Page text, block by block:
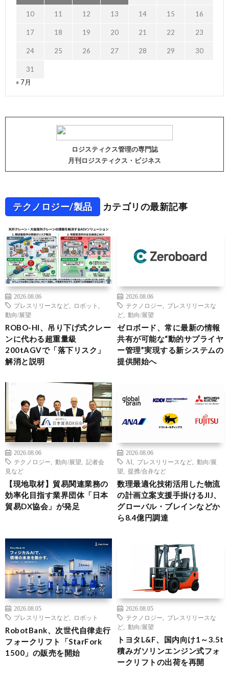
10 11 12 13 14 15 16
17 18 19 20 21 22 23
24 25 26 27 28 29 30
31
« 7月
ロジスティクス管理の専門誌
月刊ロジスティクス・ビジネス
テクノロジー/製品 カテゴリの最新記事
2026.08.06
プレスリリースなど
ロボット
動向/展望
ROBO-HI、吊り下げ式クレー
ンに代わる超重量級
200tAGVで「落下リスク」
解消と説明
2026.08.06
テクノロジー
プレスリリースな
ど
動向/展望
ゼロボード、常に最新の情報
共有が可能な“動的サプライヤ
ー管理”実現する新システムの
提供開始へ
2026.08.06
テクノロジー
動向/展望
記者会
見など
【現地取材】貿易関連業務の
効率化目指す業界団体「日本
貿易DX協会」が発足
2026.08.06
AI
プレスリリースなど
動向/展
望
提携/合弁など
数理最適化技術活用した物流
の計画立案支援手掛けるJIJ、
グローバル・ブレインなどか
ら8.4億円調達
2026.08.05
プレスリリースなど
ロボット
RobotBank、次世代自律走行
フォークリフト「StarFork
1500」の販売を開始
2026.08.05
テクノロジー
プレスリリースな
ど
動向/展望
トヨタL&F、国内向け1～3.5t
積みガソリンエンジン式フォ
ークリフトの出荷を再開